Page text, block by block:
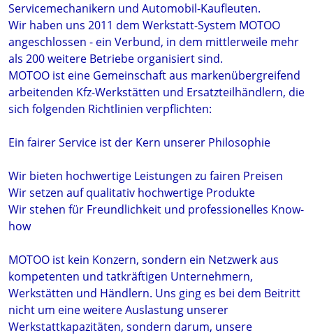
Servicemechanikern und Automobil-Kaufleuten.
Wir haben uns 2011 dem Werkstatt-System MOTOO
angeschlossen - ein Verbund, in dem mittlerweile mehr
als 200 weitere Betriebe organisiert sind.
MOTOO ist eine Gemeinschaft aus markenübergreifend
arbeitenden Kfz-Werkstätten und Ersatzteilhändlern, die
sich folgenden Richtlinien verpflichten:
Ein fairer Service ist der Kern unserer Philosophie
Wir bieten hochwertige Leistungen zu fairen Preisen
Wir setzen auf qualitativ hochwertige Produkte
Wir stehen für Freundlichkeit und professionelles Know-
how
MOTOO ist kein Konzern, sondern ein Netzwerk aus
kompetenten und tatkräftigen Unternehmern,
Werkstätten und Händlern. Uns ging es bei dem Beitritt
nicht um eine weitere Auslastung unserer
Werkstattkapazitäten, sondern darum, unsere